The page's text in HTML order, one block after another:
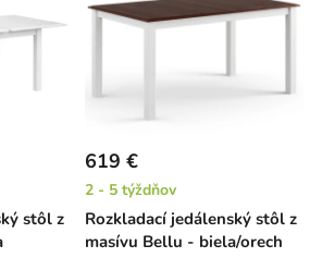
stôl z
Rozkladací jedálenský stôl z
masívu Bellu - biela/orech
619 €
2 - 5 týždňov